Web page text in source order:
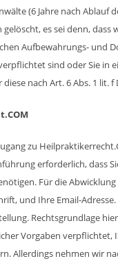
(6 Jahre nach Ablauf
es sei denn, dass
Aufbewahrungs- und
sind oder Sie in
nach Art. 6 Abs. 1 lit. f
zu
erforderlich, dass
Für die
und Ihre Email-
Rechtsgrundlage
Vorgaben verpflichtet,
Allerdings nehmen wir